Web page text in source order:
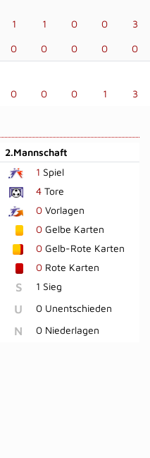
1 1 0 0 3
0 0 0 0 0
0 0 0 1 3
2.Mannschaft
1 Spiel
4Tore
0Vorlagen
0Gelbe Karten
0Gelb-Rote Karten
0Rote Karten
S 1 Sieg
U 0 Unentschieden
N 0 Niederlagen